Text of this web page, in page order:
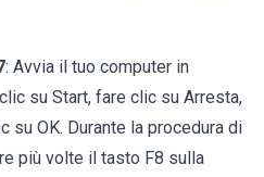
: Avvia il tuo computer in
su Start, fare clic su Arresta,
su OK. Durante la procedura di
più volte il tasto F8 sulla